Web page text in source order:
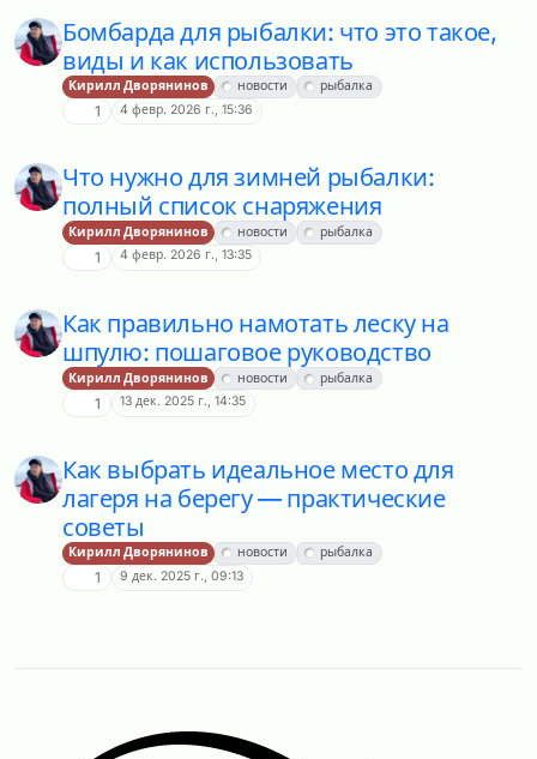
Бомбарда для рыбалки: что это такое,
виды и как использовать
Кирилл Дворянинов новости рыбалка
1 4 февр. 2026 г., 15:36
Что нужно для зимней рыбалки:
полный список снаряжения
Кирилл Дворянинов новости рыбалка
1 4 февр. 2026 г., 13:35
Как правильно намотать леску на
шпулю: пошаговое руководство
Кирилл Дворянинов новости рыбалка
1 13 дек. 2025 г., 14:35
Как выбрать идеальное место для
лагеря на берегу — практические
советы
Кирилл Дворянинов новости рыбалка
1 9 дек. 2025 г., 09:13